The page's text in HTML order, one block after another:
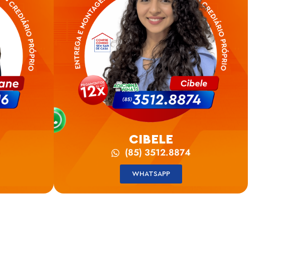
CIBELE
(85) 3512.8874
WHATSAPP